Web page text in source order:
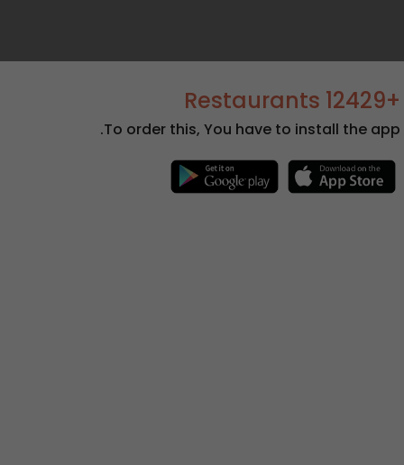
+12429 Restaurants
To order this, You have to install the app.